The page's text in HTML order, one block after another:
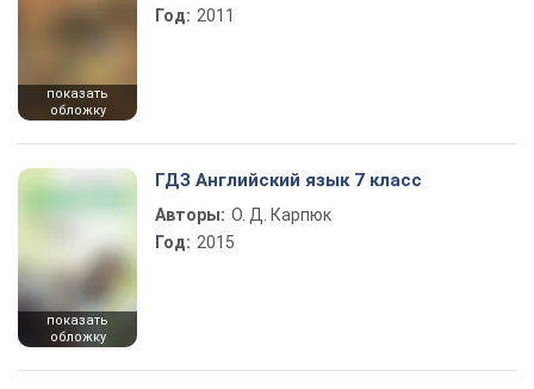
показать
обложку
Год: 2011
показать
обложку
ГДЗ Английский язык 7 класс
Авторы: О. Д. Карпюк
Год: 2015